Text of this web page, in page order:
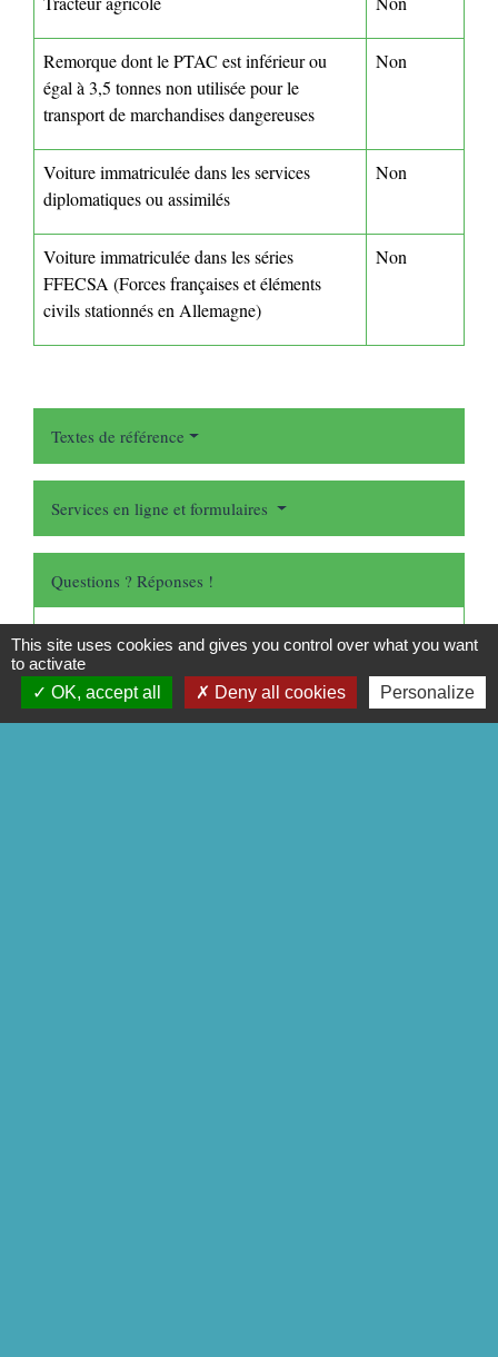
Remorque dont le PTAC est inférieur ou
égal à 3,5 tonnes non utilisée pour le
transport de marchandises dangereuses
Non
Voiture immatriculée dans les services
diplomatiques ou assimilés
Non
Voiture immatriculée dans les séries
FFECSA (Forces françaises et éléments
civils stationnés en Allemagne)
Non
Textes de référence
Services en ligne et formulaires
Questions ? Réponses !
Contrôle technique du véhicule : obligatoire ou dispense
?
Contrôle technique d'un véhicule de collection : quelles
sont les règles ?
This site uses cookies and gives you control over what you want
to activate
OK, accept all
Deny all cookies Personalize